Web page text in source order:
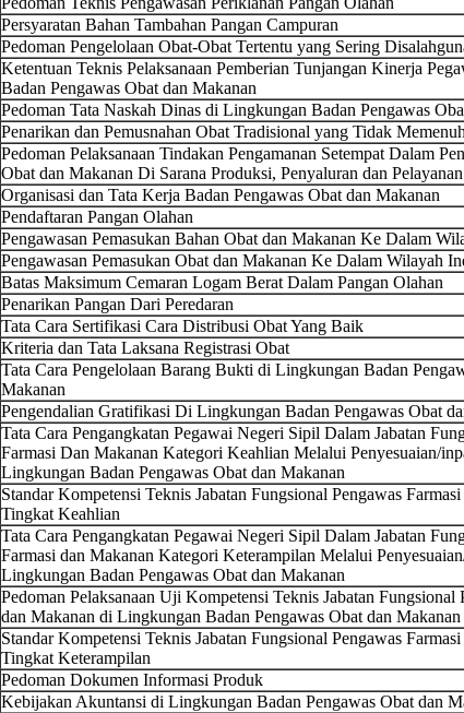
Persyaratan Bahan Tambahan Pangan Campuran
Pedoman Pengelolaan Obat-Obat Tertentu yang Sering
Ketentuan Teknis Pelaksanaan Pemberian Tunjangan Kinerja
Badan Pengawas Obat dan Makanan
Pedoman Tata Naskah Dinas di Lingkungan Badan Pengawas
Penarikan dan Pemusnahan Obat Tradisional yang Tidak
Pedoman Pelaksanaan Tindakan Pengamanan Setempat Dalam
Obat dan Makanan Di Sarana Produksi, Penyaluran dan
Organisasi dan Tata Kerja Badan Pengawas Obat dan Makanan
Pendaftaran Pangan Olahan
Pengawasan Pemasukan Bahan Obat dan Makanan Ke Dalam
Pengawasan Pemasukan Obat dan Makanan Ke Dalam Wilayah
Batas Maksimum Cemaran Logam Berat Dalam Pangan Olahan
Penarikan Pangan Dari Peredaran
Tata Cara Sertifikasi Cara Distribusi Obat Yang Baik
Kriteria dan Tata Laksana Registrasi Obat
Tata Cara Pengelolaan Barang Bukti di Lingkungan Badan
Makanan
Pengendalian Gratifikasi Di Lingkungan Badan Pengawas Obat
Tata Cara Pengangkatan Pegawai Negeri Sipil Dalam Jabatan
Farmasi Dan Makanan Kategori Keahlian Melalui Penyesuaian/
Lingkungan Badan Pengawas Obat dan Makanan
Standar Kompetensi Teknis Jabatan Fungsional Pengawas
Tingkat Keahlian
Tata Cara Pengangkatan Pegawai Negeri Sipil Dalam Jabatan
Farmasi dan Makanan Kategori Keterampilan Melalui
Lingkungan Badan Pengawas Obat dan Makanan
Pedoman Pelaksanaan Uji Kompetensi Teknis Jabatan Fungsional
dan Makanan di Lingkungan Badan Pengawas Obat dan Makanan
Standar Kompetensi Teknis Jabatan Fungsional Pengawas
Tingkat Keterampilan
Pedoman Dokumen Informasi Produk
Kebijakan Akuntansi di Lingkungan Badan Pengawas Obat dan